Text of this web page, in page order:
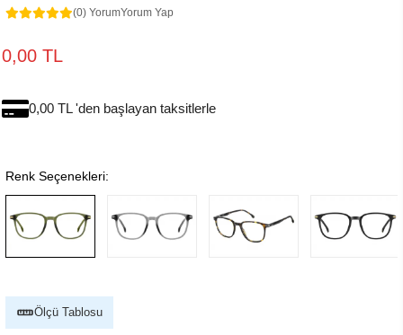
(0) YorumYorum Yap
0,00 TL
0,00 TL 'den başlayan taksitlerle
Renk Seçenekleri:
Ölçü Tablosu